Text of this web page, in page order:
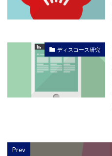
ディスコース研究
Prev